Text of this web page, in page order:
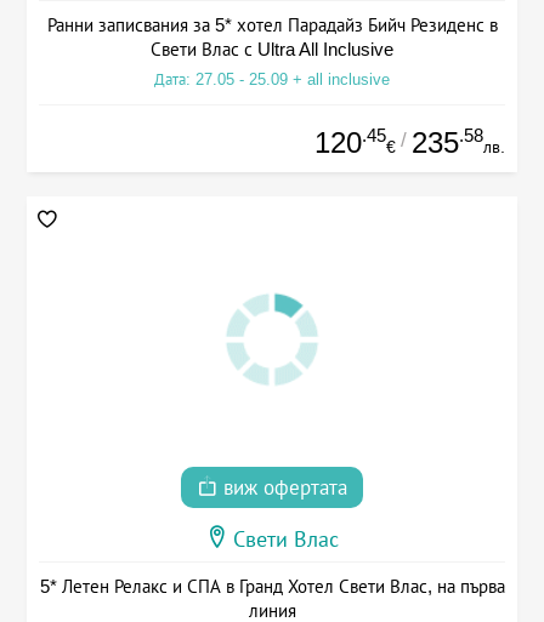
Ранни записвания за 5* хотел Парадайз Бийч Резиденс в
Свети Влас с Ultra All Inclusive
Дата: 27.05 - 25.09 + all inclusive
120.45
€ / 235.58
лв.
виж офертата
Свети Влас
5* Летен Релакс и СПА в Гранд Хотел Свети Влас, на първа
линия